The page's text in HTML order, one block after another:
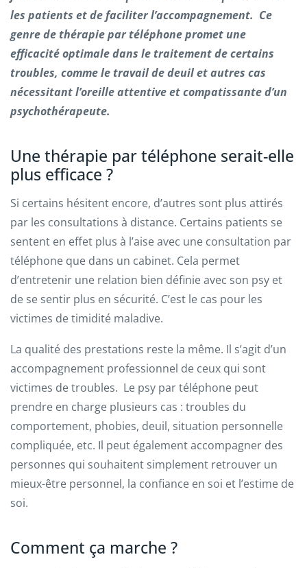
les patients et de faciliter l’accompagnement. Ce
genre de thérapie par téléphone promet une
efficacité optimale dans le traitement de certains
troubles, comme le travail de deuil et autres cas
nécessitant l’oreille attentive et compatissante d’un
psychothérapeute.
Une thérapie par téléphone serait-elle
plus efficace ?
Si certains hésitent encore, d’autres sont plus attirés
par les consultations à distance. Certains patients se
sentent en effet plus à l’aise avec une consultation par
téléphone que dans un cabinet. Cela permet
d’entretenir une relation bien définie avec son psy et
de se sentir plus en sécurité. C’est le cas pour les
victimes de timidité maladive.
La qualité des prestations reste la même. Il s’agit d’un
accompagnement professionnel de ceux qui sont
victimes de troubles. Le psy par téléphone peut
prendre en charge plusieurs cas : troubles du
comportement, phobies, deuil, situation personnelle
compliquée, etc. Il peut également accompagner des
personnes qui souhaitent simplement retrouver un
mieux-être personnel, la confiance en soi et l’estime de
soi.
Comment ça marche ?